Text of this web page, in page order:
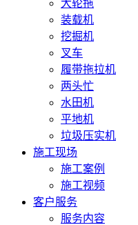
大轮拖
装载机
挖掘机
叉车
履带拖拉机
两头忙
水田机
平地机
垃圾压实机
施工现场
施工案例
施工视频
客户服务
服务内容